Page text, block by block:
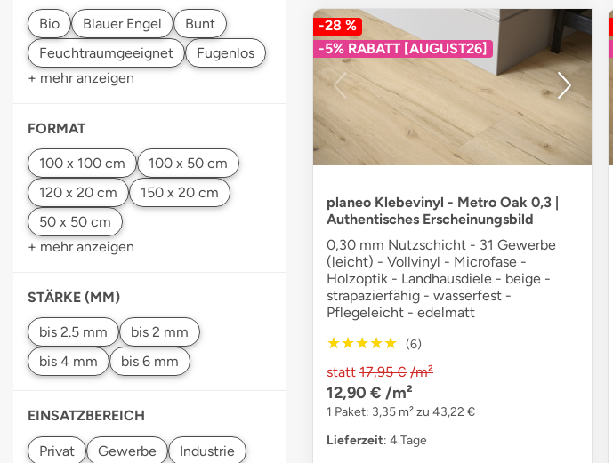
+ mehr anzeigen
FORMAT
+ mehr anzeigen
STÄRKE (MM)
EINSATZBEREICH
-28 %
-5% RABATT [AUGUST26]
planeo Klebevinyl - Metro Oak 0,3 |
Authentisches Erscheinungsbild
0,30 mm Nutzschicht - 31 Gewerbe
(leicht) - Vollvinyl - Microfase -
Holzoptik - Landhausdiele - beige -
strapazierfähig - wasserfest -
Pflegeleicht - edelmatt
★★★★★
★★★★★ (6)
statt 17,95 € /m²
12,90 € /m²
1 Paket: 3,35 m² zu 43,22 €
Lieferzeit: 4 Tage